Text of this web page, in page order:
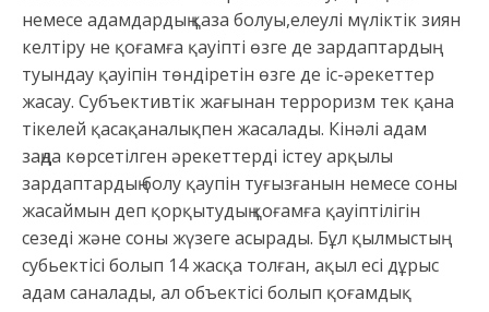
немесе адамдардың қаза болуы,елеулі мүліктік зиян
келтіру не қоғамға қауіпті өзге де зардаптардың
туындау қауіпін төндіретін өзге де іс-әрекеттер
жасау. Субъективтік жағынан терроризм тек қана
тікелей қасақаналықпен жасалады. Кінәлі адам
заңда көрсетілген әрекеттерді істеу арқылы
зардаптардың болу қаупін туғызғанын немесе соны
жасаймын деп қорқытудың қоғамға қауіптілігін
сезеді және соны жүзеге асырады. Бұл қылмыстың
субьектісі болып 14 жасқа толған, ақыл есі дұрыс
адам саналады, ал объектісі болып қоғамдық